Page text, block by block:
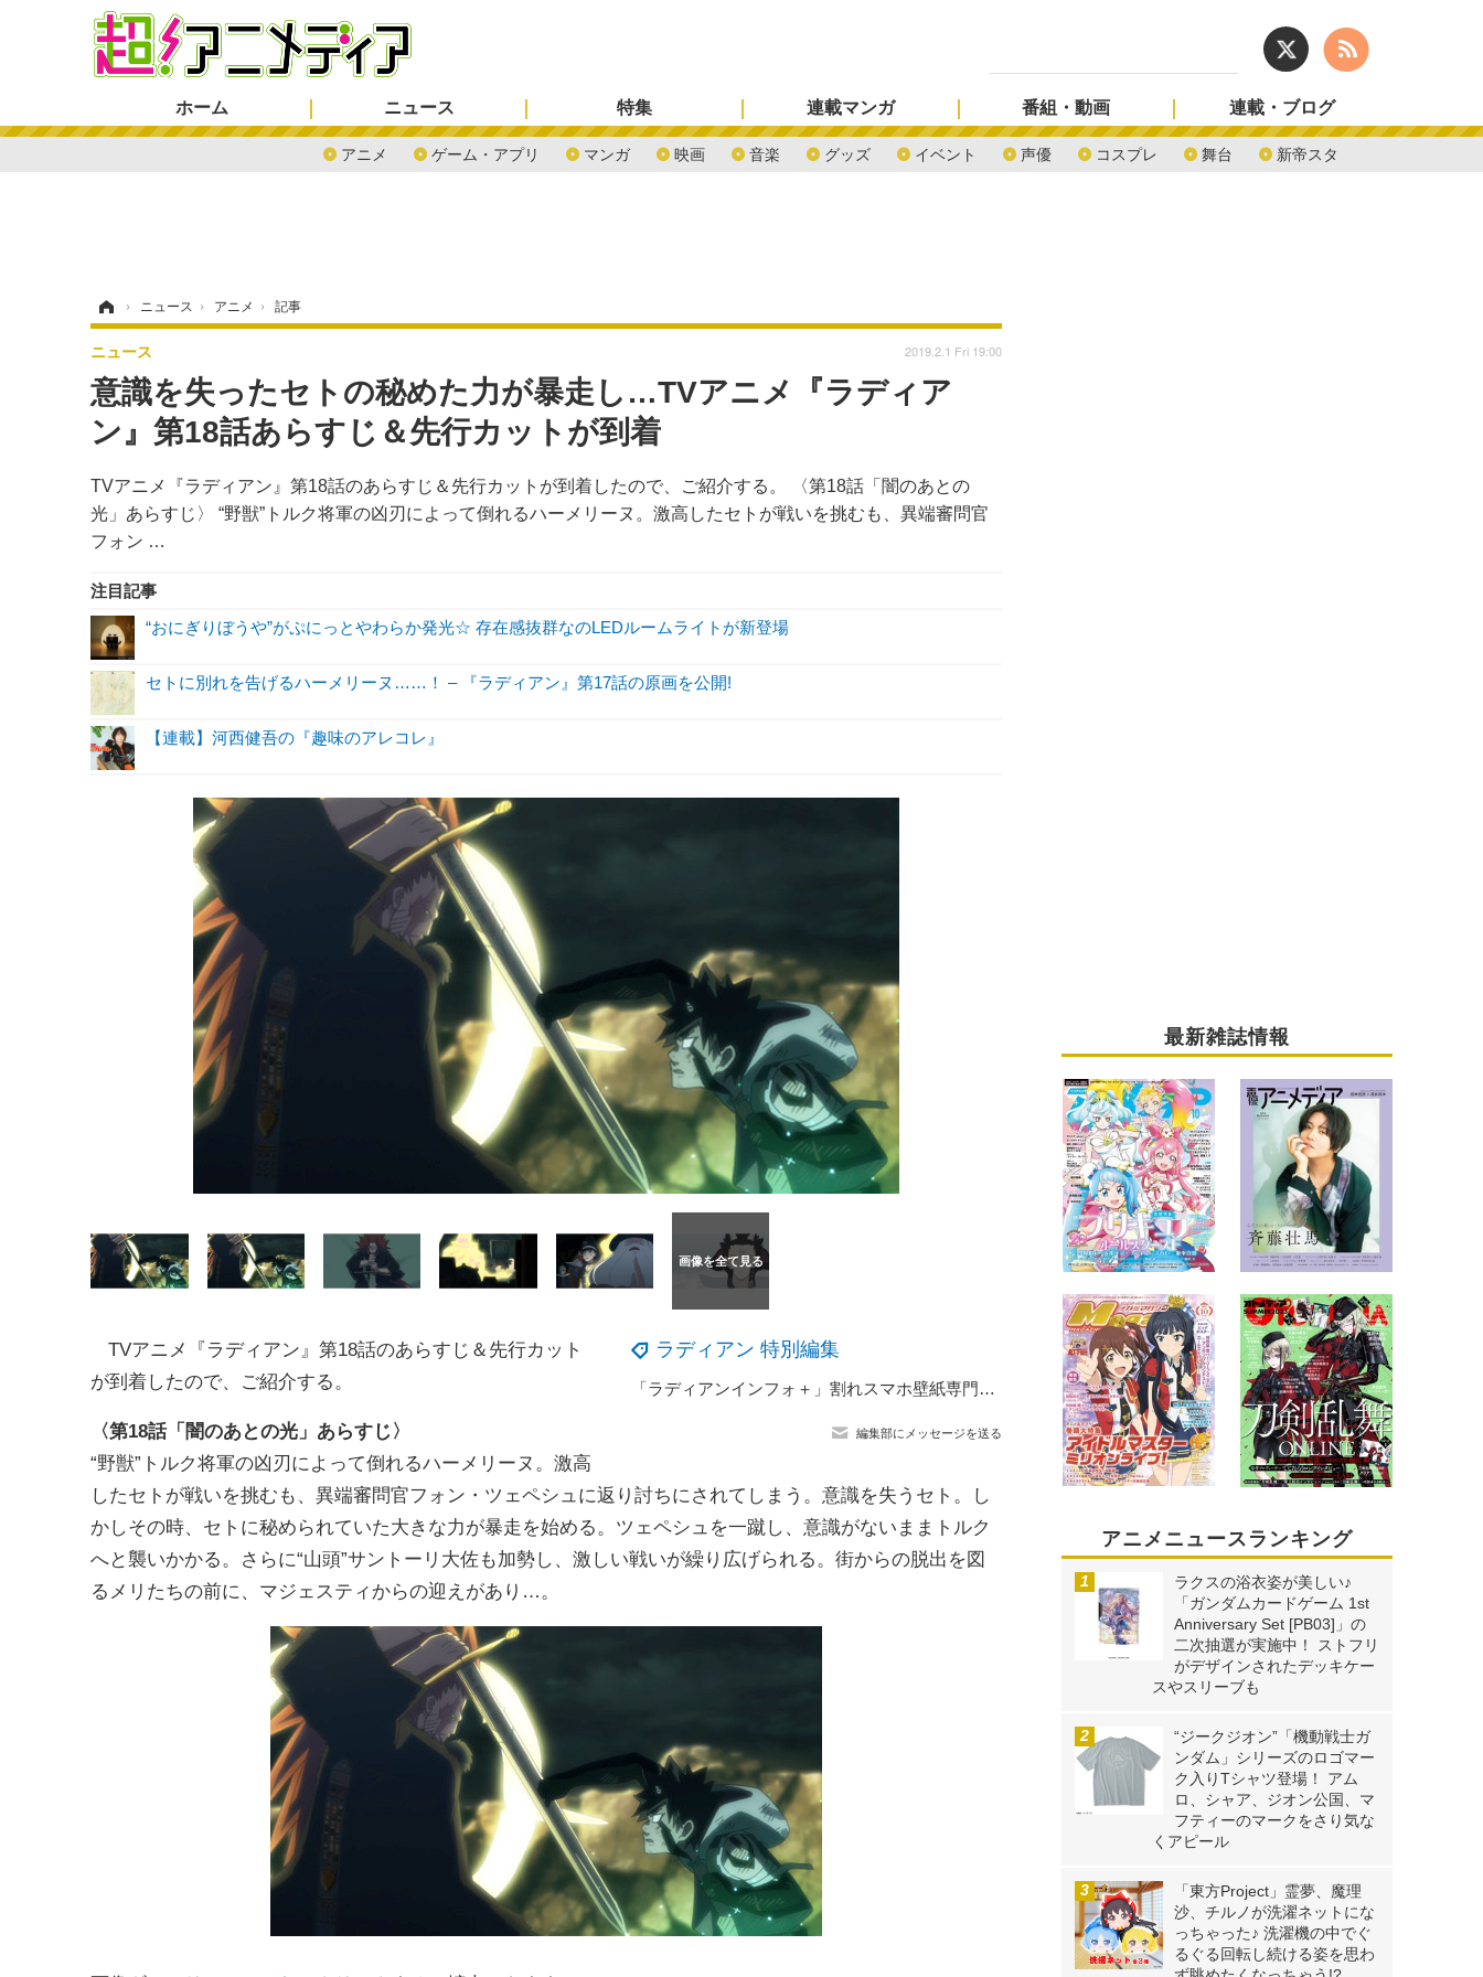
ホーム ニュース
アニメ ゲーム・アプリ マンガ 映画 音楽 グッズ イベント 声優 コスプレ 舞台 新帝スタ
特集 連載マンガ 番組・動画 連載・ブログ
› ニュース › アニメ › 記事
意識を失ったセトの秘めた力が暴走し…TVアニメ『ラディア
ン』第18話あらすじ＆先行カットが到着
TVアニメ『ラディアン』第18話のあらすじ＆先行カットが到着したので、ご紹介する。 〈第18話「闇のあとの
光」あらすじ〉 “野獣”トルク将軍の凶刃によって倒れるハーメリーヌ。激高したセトが戦いを挑むも、異端審問官
フォン …
ニュース 2019.2.1 Fri 19:00
注目記事
“おにぎりぼうや”がぷにっとやわらか発光☆ 存在感抜群なのLEDルームライトが新登場
セトに別れを告げるハーメリーヌ……！ – 『ラディアン』第17話の原画を公開!
【連載】河西健吾の『趣味のアレコレ』
ラディアン 特別編集
「ラディアンインフォ＋」割れスマホ壁紙専門店に新アイテム追加、年末一挙放送も決定
編集部にメッセージを送る
TVアニメ『ラディアン』第18話のあらすじ＆先行カット
が到着したので、ご紹介する。
〈第18話「闇のあとの光」あらすじ〉
“野獣”トルク将軍の凶刃によって倒れるハーメリーヌ。激高
したセトが戦いを挑むも、異端審問官フォン・ツェペシュに返り討ちにされてしまう。意識を失うセト。し
かしその時、セトに秘められていた大きな力が暴走を始める。ツェペシュを一蹴し、意識がないままトルク
へと襲いかかる。さらに“山頭”サントーリ大佐も加勢し、激しい戦いが繰り広げられる。街からの脱出を図
るメリたちの前に、マジェスティからの迎えがあり…。
最新雑誌情報
アニメニュースランキング
ラクスの浴衣姿が美しい♪
「ガンダムカードゲーム 1st
Anniversary Set [PB03]」の
二次抽選が実施中！ ストフリ
がデザインされたデッキケー
スやスリーブも
“ジークジオン”「機動戦士ガ
ンダム」シリーズのロゴマー
ク入りTシャツ登場！ アム
ロ、シャア、ジオン公国、マ
フティーのマークをさり気な
くアピール
「東方Project」霊夢、魔理
沙、チルノが洗濯ネットにな
っちゃった♪ 洗濯機の中でぐ
るぐる回転し続ける姿を思わ